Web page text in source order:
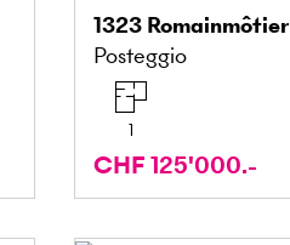
1323 Romainmôtier
Posteggio
1
CHF 125'000.-